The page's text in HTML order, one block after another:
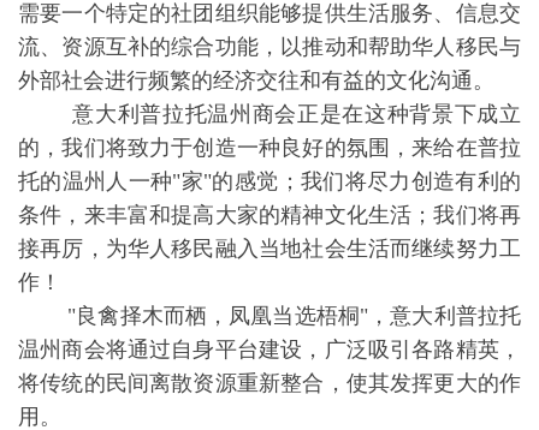
需要一个特定的社团组织能够提供生活服务、信息交
流、资源互补的综合功能，以推动和帮助华人移民与
外部社会进行频繁的经济交往和有益的文化沟通。
意大利普拉托温州商会正是在这种背景下成立
的，我们将致力于创造一种良好的氛围，来给在普拉
托的温州人一种"家"的感觉；我们将尽力创造有利的
条件，来丰富和提高大家的精神文化生活；我们将再
接再厉，为华人移民融入当地社会生活而继续努力工
作！
"良禽择木而栖，凤凰当选梧桐"，意大利普拉托
温州商会将通过自身平台建设，广泛吸引各路精英，
将传统的民间离散资源重新整合，使其发挥更大的作
用。